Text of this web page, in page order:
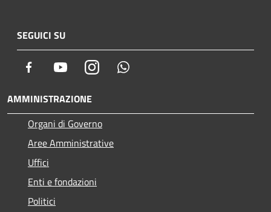
SEGUICI SU
Facebook YoutubeInstagram
AMMINISTRAZIONE
Organi di Governo
Aree Amministrative
Uffici
Enti e fondazioni
Politici